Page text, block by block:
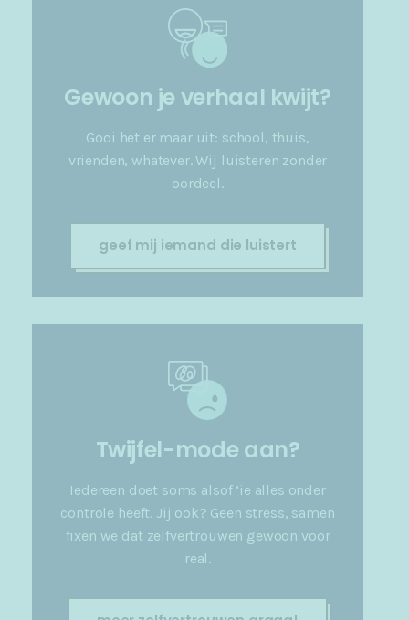
Gewoon je verhaal kwijt?
Gooi het er maar uit: school, thuis,
vrienden, whatever. Wij luisteren zonder
oordeel.
geef mij iemand die luistert
Twijfel-mode aan?
Iedereen doet soms alsof ’ie alles onder
controle heeft. Jij ook? Geen stress, samen
fixen we dat zelfvertrouwen gewoon voor
real.